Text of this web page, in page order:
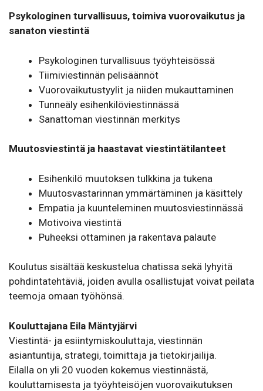
Psykologinen turvallisuus, toimiva vuorovaikutus ja
sanaton viestintä
Psykologinen turvallisuus työyhteisössä
Tiimiviestinnän pelisäännöt
Vuorovaikutustyylit ja niiden mukauttaminen
Tunneäly esihenkilöviestinnässä
Sanattoman viestinnän merkitys
Muutosviestintä ja haastavat viestintätilanteet
Esihenkilö muutoksen tulkkina ja tukena
Muutosvastarinnan ymmärtäminen ja käsittely
Empatia ja kuunteleminen muutosviestinnässä
Motivoiva viestintä
Puheeksi ottaminen ja rakentava palaute
Koulutus sisältää keskustelua chatissa sekä lyhyitä
pohdintatehtäviä, joiden avulla osallistujat voivat peilata
teemoja omaan työhönsä.
Kouluttajana Eila Mäntyjärvi
Viestintä- ja esiintymiskouluttaja, viestinnän
asiantuntija, strategi, toimittaja ja tietokirjailija.
Eilalla on yli 20 vuoden kokemus viestinnästä,
kouluttamisesta ja työyhteisöjen vuorovaikutuksen